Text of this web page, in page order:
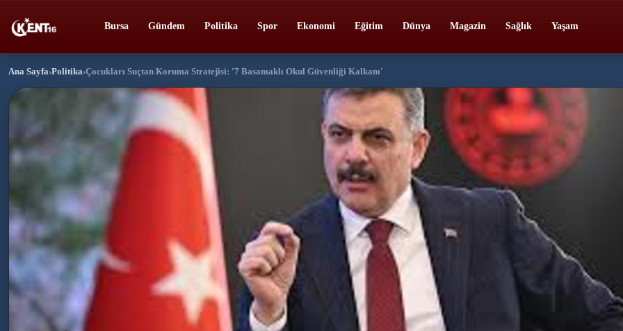
Bursa Gündem Politika Spor Ekonomi Eğitim Dünya Magazin Sağlık Yaşam
Ana Sayfa›Politika›Çocukları Suçtan Koruma Stratejisi: '7 Basamaklı Okul Güvenliği Kalkanı'